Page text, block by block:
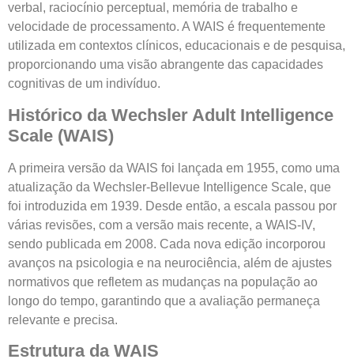
verbal, raciocínio perceptual, memória de trabalho e
velocidade de processamento. A WAIS é frequentemente
utilizada em contextos clínicos, educacionais e de pesquisa,
proporcionando uma visão abrangente das capacidades
cognitivas de um indivíduo.
Histórico da Wechsler Adult Intelligence
Scale (WAIS)
A primeira versão da WAIS foi lançada em 1955, como uma
atualização da Wechsler-Bellevue Intelligence Scale, que
foi introduzida em 1939. Desde então, a escala passou por
várias revisões, com a versão mais recente, a WAIS-IV,
sendo publicada em 2008. Cada nova edição incorporou
avanços na psicologia e na neurociência, além de ajustes
normativos que refletem as mudanças na população ao
longo do tempo, garantindo que a avaliação permaneça
relevante e precisa.
Estrutura da WAIS